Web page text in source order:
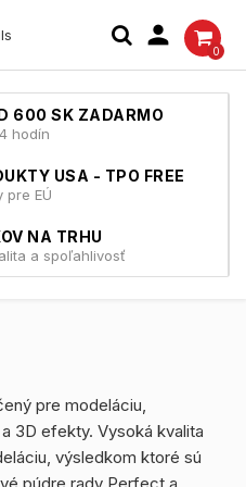

0
600 SK ZADARMO
hodín
USA - TPO FREE
pre EÚ
NA TRHU
a spoľahlivosť
pre modeláciu,
3D efekty. Vysoká kvalita
výsledkom ktoré sú